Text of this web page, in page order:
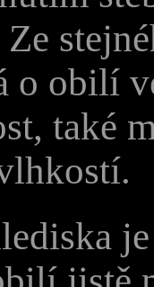
o obilí
také